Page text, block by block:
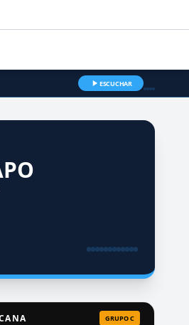
ESCUCHAR
GRUPO C